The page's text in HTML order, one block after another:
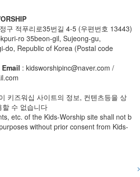
구 적푸리로35번길 4-5 (우편번호 13443)
ro 35beon-gil, Sujeong-gu,
do, Republic of Korea (Postal code
Email : kidsworshipinc@naver.com /
키즈워십 사이트의 정보, 컨텐츠등을 상
할 수 없습니다
etc. of the Kids-Worship site shall not b
without prior consent from Kids-